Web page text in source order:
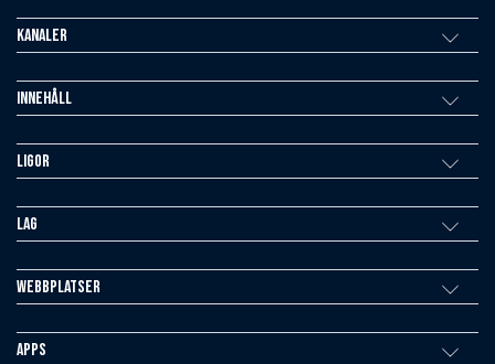
Kanaler
Innehåll
Ligor
Lag
Webbplatser
Apps